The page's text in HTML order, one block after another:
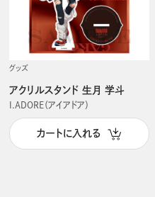
グッズ
アクリルスタンド 生月 学斗
I.ADORE（アイアドア）
カートに入れる